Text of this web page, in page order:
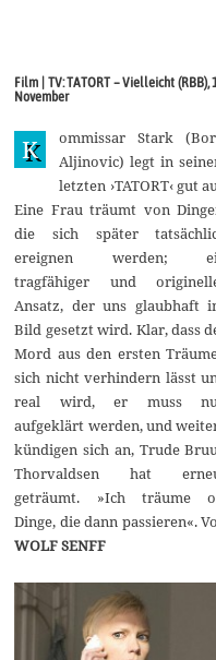
Film | TV: TATORT – Vielleicht (RBB),
November
K
ommissar Stark
Aljinovic) legt in
letzten ›TATORT‹ gut
Eine Frau träumt von
die sich später
ereignen werden;
tragfähiger und
Ansatz, der uns glaubhaft
Bild gesetzt wird. Klar, dass
Mord aus den ersten
sich nicht verhindern lässt
real wird, er muss
aufgeklärt werden, und
kündigen sich an, Trude
Thorvaldsen hat
geträumt. »Ich träume
Dinge, die dann passieren«.
WOLF SENFF